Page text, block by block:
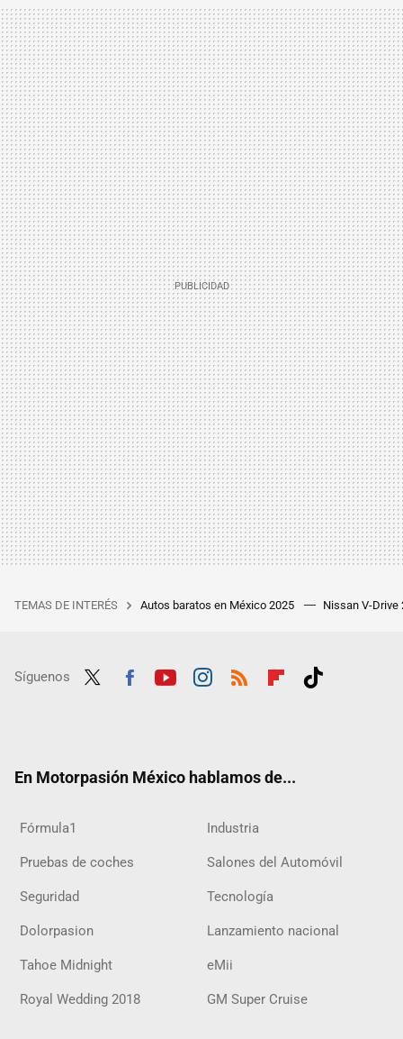
TEMAS DE INTERÉS Autos baratos en México 2025 Nissan V-Drive
Síguenos
En Motorpasión México hablamos de...
Fórmula1 Industria
Pruebas de coches Salones del Automóvil
Seguridad Tecnología
Dolorpasion Lanzamiento nacional
Tahoe Midnight eMii
Royal Wedding 2018 GM Super Cruise